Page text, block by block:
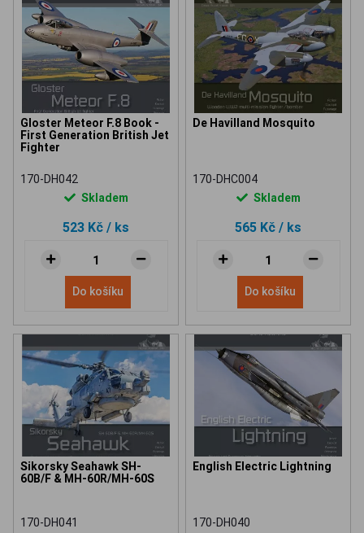
Gloster Meteor F.8 Book -
First Generation British Jet
Fighter
170-DH042
Skladem
523 Kč / ks
Do košíku
De Havilland Mosquito
170-DHC004
Skladem
565 Kč / ks
Do košíku
Sikorsky Seahawk SH-
60B/F & MH-60R/MH-60S
170-DH041
English Electric Lightning
170-DH040